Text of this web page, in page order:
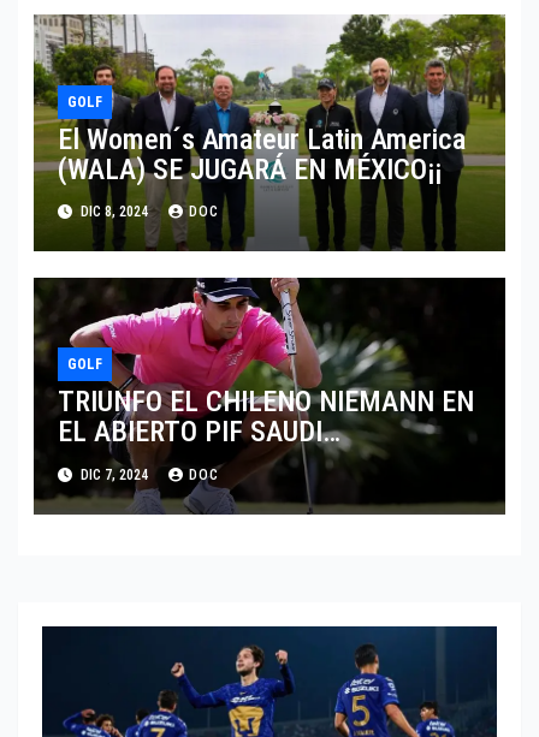
GOLF
El Women´s Amateur Latin America
(WALA) SE JUGARÁ EN MÉXICO¡¡
DIC 8, 2024 DOC
GOLF
TRIUNFO EL CHILENO NIEMANN EN
EL ABIERTO PIF SAUDI
INTERNATIONAL
DIC 7, 2024 DOC